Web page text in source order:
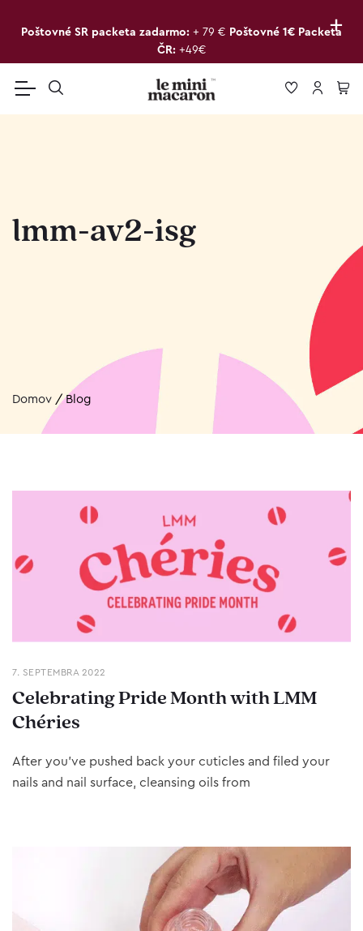
+
Poštovné SR packeta zadarmo: + 79 € Poštovné 1€ Packeta
ČR: +49€
lmm-av2-isg
Domov /Blog
7. SEPTEMBRA 2022
Celebrating Pride Month with LMM
Chéries
After you’ve pushed back your cuticles and filed your
nails and nail surface, cleansing oils from